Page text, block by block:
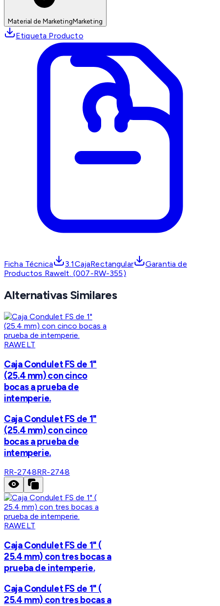
Material de MarketingMarketing
Etiqueta Producto
Ficha Técnica 3.1CajaRectangular
Garantia de
Productos Rawelt. (007-RW-355)
Alternativas Similares
RAWELT
Caja Condulet FS de 1"
(25.4 mm) con cinco
bocas a prueba de
intemperie.
Caja Condulet FS de 1"
(25.4 mm) con cinco
bocas a prueba de
intemperie.
RR-2748RR-2748
RAWELT
Caja Condulet FS de 1" (
25.4 mm) con tres bocas a
prueba de intemperie.
Caja Condulet FS de 1" (
25.4 mm) con tres bocas a